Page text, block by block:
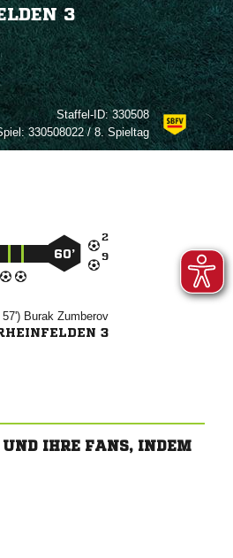
3
Staffel-ID:330508
330508022 / 8. Spieltag


60’
57')  
3
UND IHRE FANS, INDEM